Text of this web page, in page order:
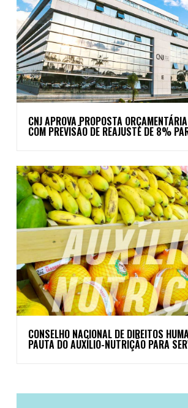
CNJ APROVA PROPOSTA
COM PREVISÃO DE REAJUSTE DE 8%
CONSELHO NACIONAL DE DIREITOS
PAUTA DO AUXÍLIO-NUTRIÇÃO PARA